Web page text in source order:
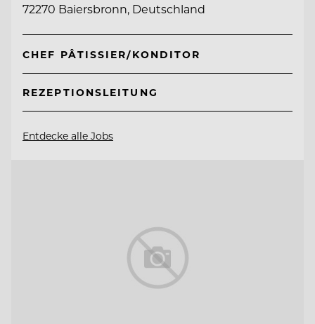
72270 Baiersbronn, Deutschland
CHEF PÂTISSIER/KONDITOR
REZEPTIONSLEITUNG
Entdecke alle Jobs